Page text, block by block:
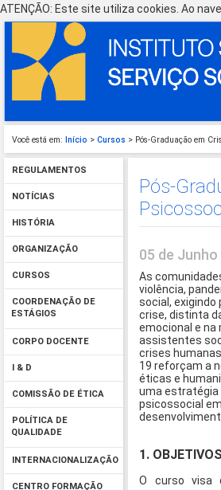
ATENÇÃO: Este site utiliza cookies. Ao
Você está em: Início > Cursos > Pós-Graduação em
REGULAMENTOS
NOTÍCIAS
HISTÓRIA
ORGANIZAÇÃO
CURSOS
COORDENAÇÃO DE
ESTÁGIOS
CORPO DOCENTE
I & D
COMISSÃO DE ÉTICA
POLÍTICA DE
QUALIDADE
INTERNACIONALIZAÇÃO
CENTRO FORMAÇÃO
Pós-
05 de
As
violência,
social,
crise, distinta
emocional e
assistentes
crises
19 reforçam a
éticas e
uma estratégia
psicossocial
1.
O curso visa